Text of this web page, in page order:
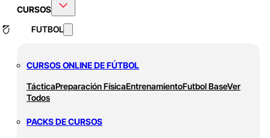
CURSOS
FUTBOL
CURSOS ONLINE DE FÚTBOL
TácticaPreparación FísicaEntrenamientoFutbol BaseVer
Todos
PACKS DE CURSOS